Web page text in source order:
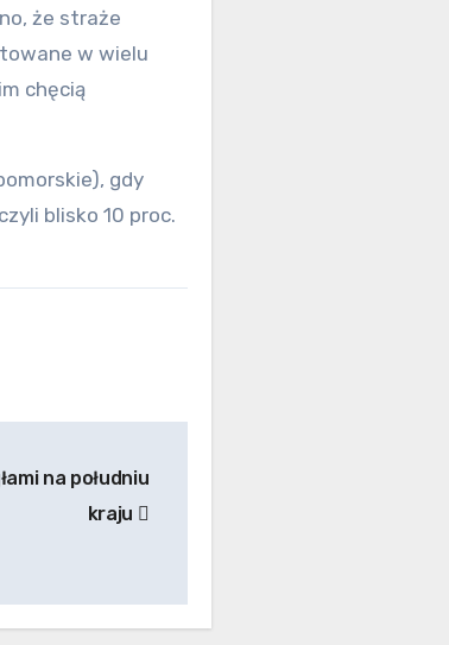
że straże
w wielu
chęcią
gdy
blisko 10 proc.
na południu
kraju